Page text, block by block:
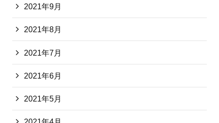
2021年9月
2021年8月
2021年7月
2021年6月
2021年5月